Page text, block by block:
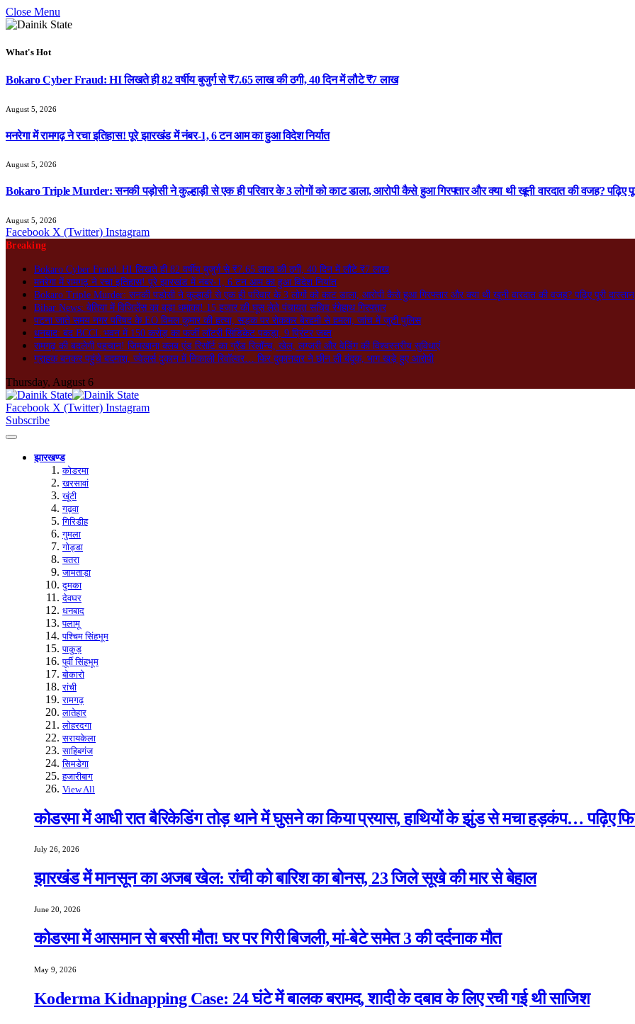
Close Menu
What's Hot
Bokaro Cyber Fraud: HI लिखते ही 82 वर्षीय बुजुर्ग से ₹7.65 लाख की ठगी, 40 दिन में लौटे ₹7 लाख
August 5, 2026
मनरेगा में रामगढ़ ने रचा इतिहास! पूरे झारखंड में नंबर-1, 6 टन आम का हुआ विदेश निर्यात
August 5, 2026
Bokaro Triple Murder: सनकी पड़ोसी ने कुल्हाड़ी से एक ही परिवार के 3 लोगों को काट डाला, आरोपी कैसे हुआ गिरफ्तार और क्या थी खूनी वारदात की वजह? पढ़िए
August 5, 2026
Facebook X (Twitter) Instagram
Breaking
Bokaro Cyber Fraud: HI लिखते ही 82 वर्षीय बुजुर्ग से ₹7.65 लाख की ठगी, 40 दिन में लौटे ₹7 लाख
मनरेगा में रामगढ़ ने रचा इतिहास! पूरे झारखंड में नंबर-1, 6 टन आम का हुआ विदेश निर्यात
Bokaro Triple Murder: सनकी पड़ोसी ने कुल्हाड़ी से एक ही परिवार के 3 लोगों को काट डाला, आरोपी कैसे हुआ गिरफ्तार और क्या थी खूनी वारदात की वजह? पढ़िए पूरी दास्तान
Bihar News: बेतिया में विजिलेंस का बड़ा धमाका! 15 हजार की घूस लेते पंचायत सचिव रंगेहाथ गिरफ्तार
पटना जाते समय नगर परिषद के EO विमल कुमार की हत्या, सड़क पर रोककर बेरहमी से हमला; जांच में जुटी पुलिस
धनबाद: बंद BCCL भवन में 150 करोड़ का फर्जी लॉटरी सिंडिकेट पकड़ा, 9 प्रिंटर जब्त
रामगढ़ की बदलेगी पहचान! जिमखाना क्लब एंड रिसॉर्ट का ग्रैंड रिलॉन्च, खेल, लग्जरी और वेडिंग की विश्वस्तरीय सुविधाएं
ग्राहक बनकर पहुंचे बदमाश, ज्वेलर्स दुकान में निकाली रिवॉल्वर… फिर दुकानदार ने छीन ली बंदूक, भाग खड़े हुए आरोपी
Thursday, August 6
Facebook X (Twitter) Instagram
Subscribe
झारखण्ड
कोडरमा
खरसावां
खूंटी
गढ़वा
गिरिडीह
गुमला
गोड्डा
चतरा
जामताड़ा
दुमका
देवघर
धनबाद
पलामू
पश्चिम सिंहभूम
पाकुड़
पूर्वी सिंहभूम
बोकारो
रांची
रामगढ़
लातेहार
लोहरदगा
सरायकेला
साहिबगंज
सिमडेगा
हजारीबाग
View All
कोडरमा में आधी रात बैरिकेडिंग तोड़ थाने में घुसने का किया प्रयास, हाथियों के झुंड से मचा हड़कंप… पढ़िए
July 26, 2026
झारखंड में मानसून का अजब खेल: रांची को बारिश का बोनस, 23 जिले सूखे की मार से बेहाल
June 20, 2026
कोडरमा में आसमान से बरसी मौत! घर पर गिरी बिजली, मां-बेटे समेत 3 की दर्दनाक मौत
May 9, 2026
Koderma Kidnapping Case: 24 घंटे में बालक बरामद, शादी के दबाव के लिए रची गई थी साजिश